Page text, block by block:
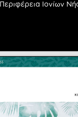
Web
Περιφέρεια Ιονίων